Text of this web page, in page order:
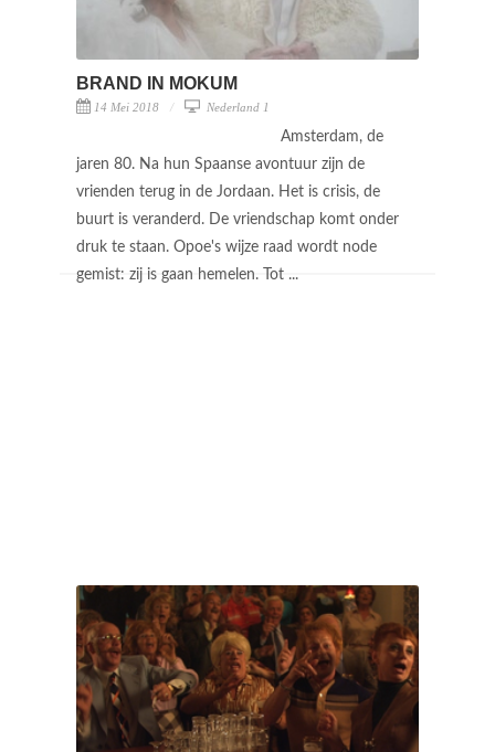
BRAND IN MOKUM
14 Mei 2018 Nederland 1
Amsterdam, de
jaren 80. Na hun Spaanse avontuur zijn de
vrienden terug in de Jordaan. Het is crisis, de
buurt is veranderd. De vriendschap komt onder
druk te staan. Opoe's wijze raad wordt node
gemist: zij is gaan hemelen. Tot ...